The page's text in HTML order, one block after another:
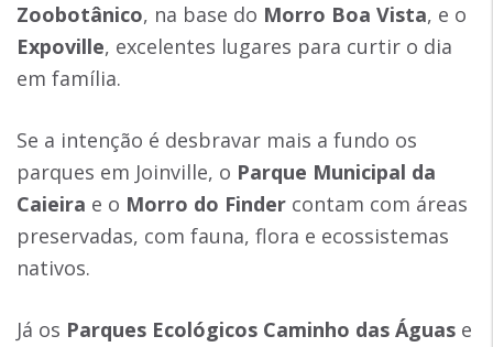
Zoobotânico, na base do Morro Boa Vista, e o
Expoville, excelentes lugares para curtir o dia
em família.
Se a intenção é desbravar mais a fundo os
parques em Joinville, o Parque Municipal da
Caieira e o Morro do Finder contam com áreas
preservadas, com fauna, flora e ecossistemas
nativos.
Já os Parques Ecológicos Caminho das Águas e